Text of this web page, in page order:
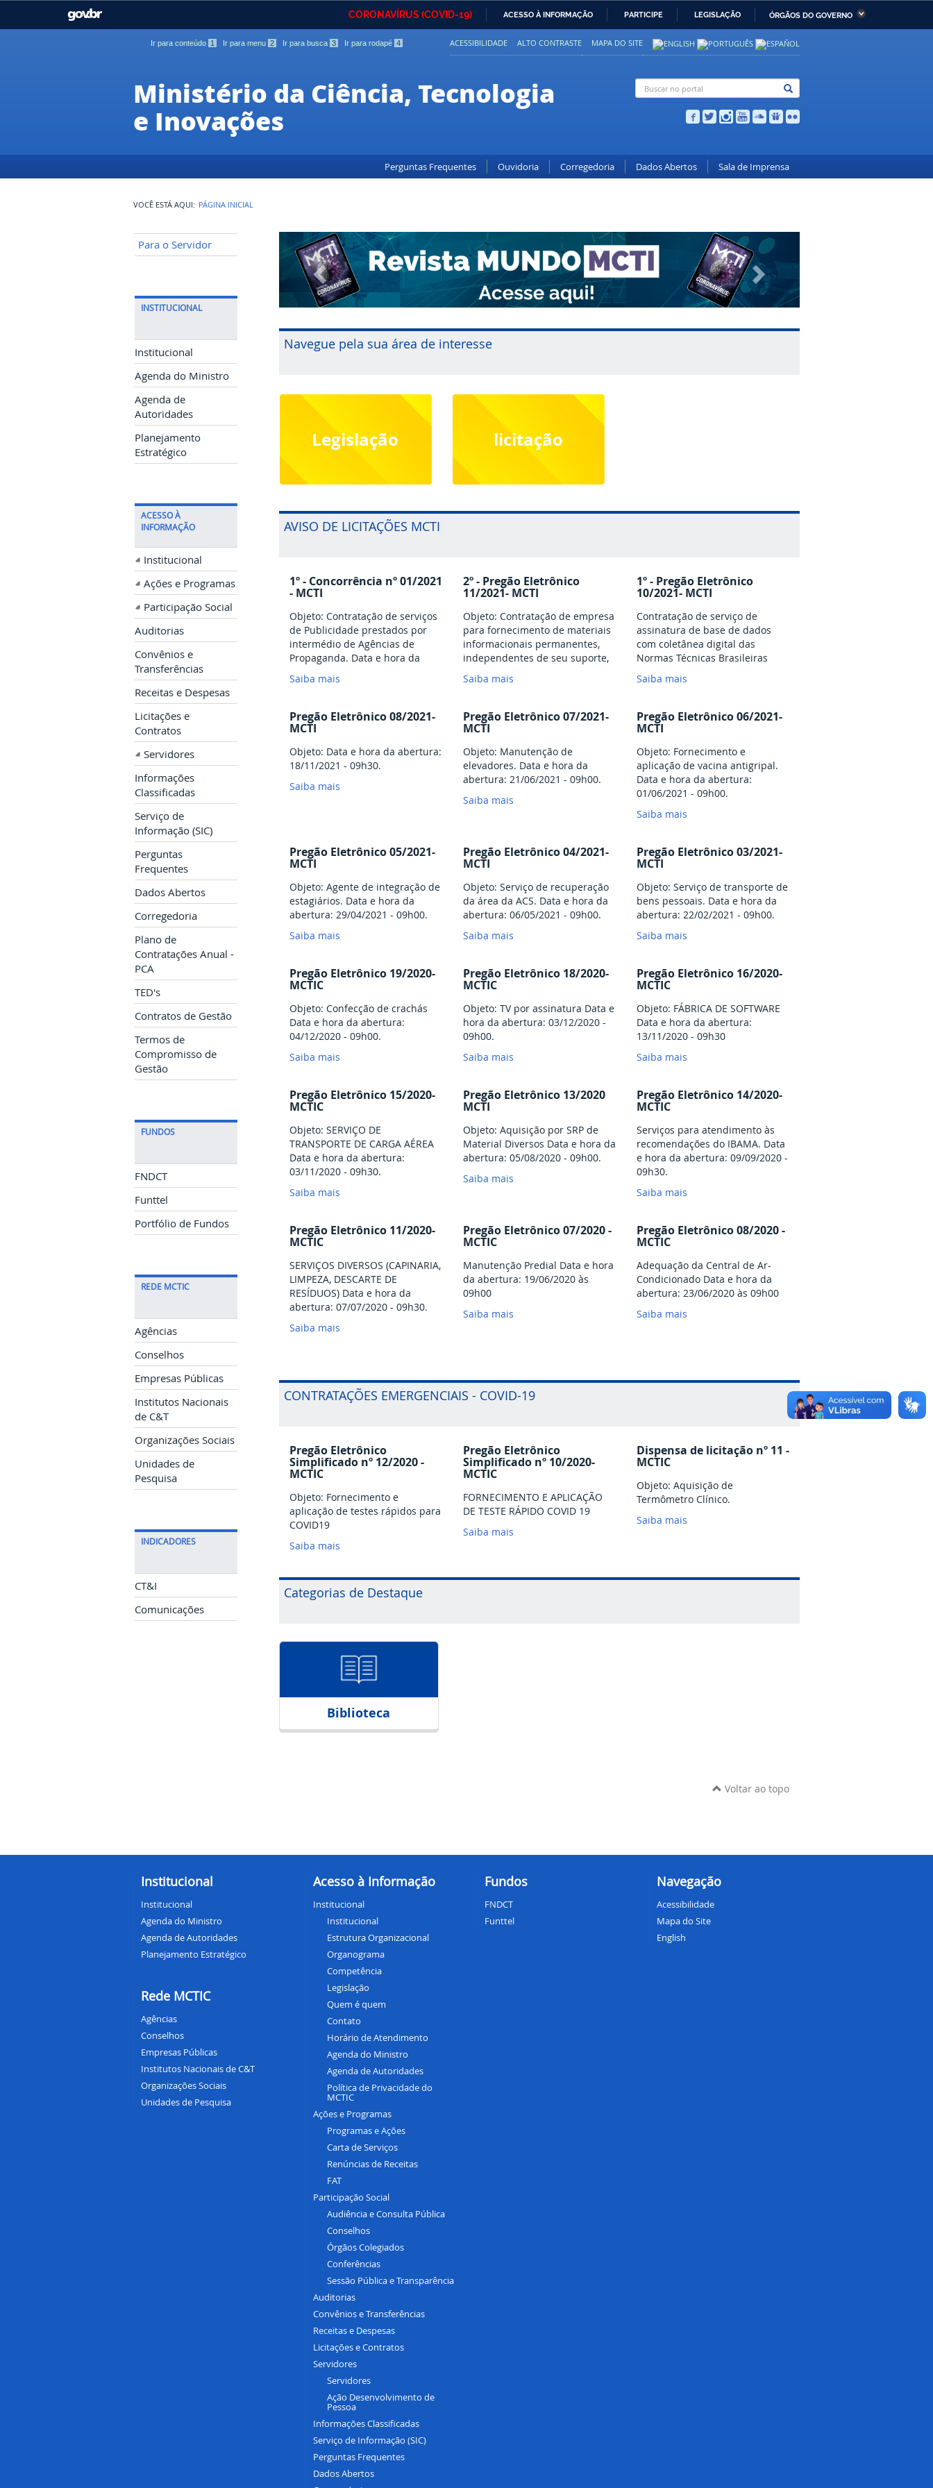
PARA
GOVBR
CORONAVÍRUS (COVID-19) ACESSO À INFORMAÇÃO PARTICIPE LEGISLAÇÃO ÓRGÃOS DO GOVERNO
Casa Civil
Ministério das Relações
Ministério da Economia Ministério da Infraestrutura
Comunicações
Ministério do Meio Ambiente Ministério do Turismo
Ministério da Mulher, da
Secretaria-Geral
Institucional
Advocacia-Geral da União Banco Central do Brasil Planalto
Ir para conteúdo 1 Ir para menu 2 Ir para busca 3 Ir para rodapé 4 MAPA DO SITE
ALTO CONTRASTE
ACESSIBILIDADE
Ministério da Ciência, Tecnologia
e Inovações
Perguntas Frequentes Ouvidoria Corregedoria Dados Abertos Sala de Imprensa
VOCÊ ESTÁ AQUI: PÁGINA INICIAL
Para o Servidor
INSTITUCIONAL
Institucional
Agenda do Ministro
Agenda de
Autoridades
Planejamento
Estratégico
ACESSO À
INFORMAÇÃO
Institucional
Ações e Programas
Participação Social
Auditorias
Convênios e
Transferências
Receitas e Despesas
Licitações e
Contratos
Servidores
Informações
Classificadas
Serviço de
Informação (SIC)
Perguntas
Frequentes
Dados Abertos
Corregedoria
Plano de
Contratações Anual -
PCA
TED's
Contratos de Gestão
Termos de
Compromisso de
Gestão
FUNDOS
FNDCT
Funttel
Portfólio de Fundos
REDE MCTIC
Agências
Conselhos
Empresas Públicas
Institutos Nacionais
de C&T
Organizações Sociais
Unidades de
Pesquisa
INDICADORES
CT&I
Comunicações
Voltar Avançar
Navegue pela sua área de interesse
Legislação licitação
AVISO DE LICITAÇÕES MCTI
1º - Concorrência nº 01/2021
- MCTI
Objeto: Contratação de serviços
de Publicidade prestados por
intermédio de Agências de
Propaganda. Data e hora da
abertura: 18 de janeiro de 2022
– 10:00 hs
Saiba mais
2º - Pregão Eletrônico
11/2021- MCTI
Objeto: Contratação de empresa
para fornecimento de materiais
informacionais permanentes,
independentes de seu suporte,
existentes no mercado nacional
e internacional, destinados a
Saiba mais
1º - Pregão Eletrônico
10/2021- MCTI
Contratação de serviço de
assinatura de base de dados
com coletânea digital das
Normas Técnicas Brasileiras
(NBR) da Associação Brasileira
de Normas Técnicas (ABNT),
Organization for
Standardization (ISO),
colaboradores do Ministério da
Ciência, Tecnologia e Inovações
(MCTI) a consultar/visualização,
impressão e acesso simultâneo
e unificado via "web"
Saiba mais
Pregão Eletrônico 08/2021-
MCTI
Objeto: Data e hora da abertura:
18/11/2021 - 09h30.
Saiba mais
Pregão Eletrônico 07/2021-
MCTI
Objeto: Manutenção de
elevadores. Data e hora da
abertura: 21/06/2021 - 09h00.
Saiba mais
Pregão Eletrônico 06/2021-
MCTI
Objeto: Fornecimento e
aplicação de vacina antigripal.
Data e hora da abertura:
01/06/2021 - 09h00.
Saiba mais
Pregão Eletrônico 05/2021-
MCTI
Objeto: Agente de integração de
estagiários. Data e hora da
abertura: 29/04/2021 - 09h00.
Saiba mais
Pregão Eletrônico 04/2021-
MCTI
Objeto: Serviço de recuperação
da área da ACS. Data e hora da
abertura: 06/05/2021 - 09h00.
Saiba mais
Pregão Eletrônico 03/2021-
MCTI
Objeto: Serviço de transporte de
bens pessoais. Data e hora da
abertura: 22/02/2021 - 09h00.
Saiba mais
Pregão Eletrônico 19/2020-
MCTIC
Objeto: Confecção de crachás
Data e hora da abertura:
04/12/2020 - 09h00.
Saiba mais
Pregão Eletrônico 18/2020-
MCTIC
Objeto: TV por assinatura Data e
hora da abertura: 03/12/2020 -
09h00.
Saiba mais
Pregão Eletrônico 16/2020-
MCTIC
Objeto: FÁBRICA DE SOFTWARE
Data e hora da abertura:
13/11/2020 - 09h30
Saiba mais
Pregão Eletrônico 15/2020-
MCTIC
Objeto: SERVIÇO DE
TRANSPORTE DE CARGA AÉREA
Data e hora da abertura:
03/11/2020 - 09h30.
Saiba mais
Pregão Eletrônico 13/2020
MCTI
Objeto: Aquisição por SRP de
Material Diversos Data e hora da
abertura: 05/08/2020 - 09h00.
Saiba mais
Pregão Eletrônico 14/2020-
MCTIC
Serviços para atendimento às
recomendações do IBAMA. Data
e hora da abertura: 09/09/2020 -
09h30.
Saiba mais
Pregão Eletrônico 11/2020-
MCTIC
SERVIÇOS DIVERSOS (CAPINARIA,
LIMPEZA, DESCARTE DE
RESÍDUOS) Data e hora da
abertura: 07/07/2020 - 09h30.
Saiba mais
Pregão Eletrônico 07/2020 -
MCTIC
Manutenção Predial Data e hora
da abertura: 19/06/2020 às
09h00
Saiba mais
Pregão Eletrônico 08/2020 -
MCTIC
Adequação da Central de Ar-
Condicionado Data e hora da
abertura: 23/06/2020 às 09h00
Saiba mais
CONTRATAÇÕES EMERGENCIAIS - COVID-19
Pregão Eletrônico
Simplificado nº 12/2020 -
MCTIC
Objeto: Fornecimento e
aplicação de testes rápidos para
COVID19
Saiba mais
Pregão Eletrônico
Simplificado nº 10/2020-
MCTIC
FORNECIMENTO E APLICAÇÃO
DE TESTE RÁPIDO COVID 19
Saiba mais
Dispensa de licitação nº 11 -
MCTIC
Objeto: Aquisição de
Termômetro Clínico.
Saiba mais
Categorias de Destaque
Biblioteca
Voltar ao topo
Institucional
Institucional
Agenda do Ministro
Agenda de Autoridades
Planejamento Estratégico
Rede MCTIC
Agências
Conselhos
Empresas Públicas
Institutos Nacionais de C&T
Organizações Sociais
Unidades de Pesquisa
Acesso à Informação
Institucional
Institucional
Estrutura Organizacional
Organograma
Competência
Legislação
Quem é quem
Contato
Horário de Atendimento
Agenda do Ministro
Agenda de Autoridades
Política de Privacidade do
MCTIC
Ações e Programas
Programas e Ações
Carta de Serviços
Renúncias de Receitas
FAT
Participação Social
Audiência e Consulta Pública
Conselhos
Órgãos Colegiados
Conferências
Sessão Pública e Transparência
Auditorias
Convênios e Transferências
Receitas e Despesas
Licitações e Contratos
Servidores
Servidores
Ação Desenvolvimento de
Pessoa
Informações Classificadas
Serviço de Informação (SIC)
Perguntas Frequentes
Dados Abertos
Fundos
FNDCT
Funttel
Navegação
Acessibilidade
Mapa do Site
English